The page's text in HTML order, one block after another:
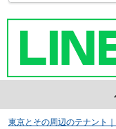
東京とその周辺のテナント